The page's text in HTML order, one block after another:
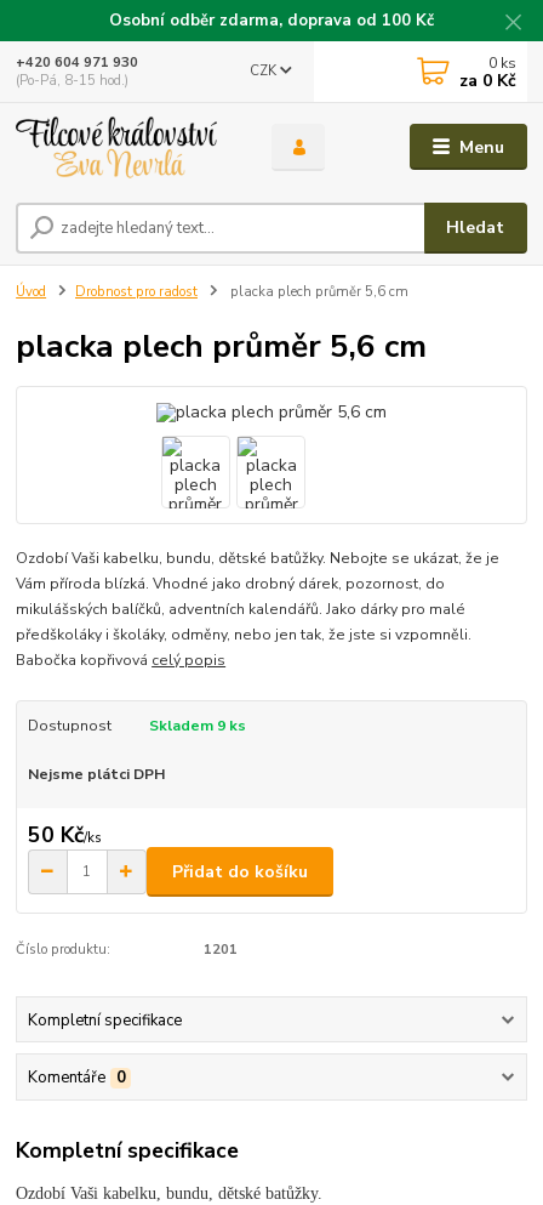
Osobní odběr zdarma, doprava od 100 Kč
Menu
CZK
Hledat
+420 604 971 930
(Po-Pá, 8-15 hod.)
0 ks
za 0 Kč
Úvod Drobnost pro radost placka plech průměr 5,6 cm
placka plech průměr 5,6 cm
Ozdobí Vaši kabelku, bundu, dětské batůžky. Nebojte se ukázat, že je
Vám příroda blízká. Vhodné jako drobný dárek, pozornost, do
mikulášských balíčků, adventních kalendářů. Jako dárky pro malé
předškoláky i školáky, odměny, nebo jen tak, že jste si vzpomněli.
Babočka kopřivová celý popis
Dostupnost Skladem 9 ks
Nejsme plátci DPH
50 Kč/ks
Přidat do košíku
Číslo produktu: 1201
Kompletní specifikace
Komentáře 0
Kompletní specifikace
Ozdobí Vaši kabelku, bundu, dětské batůžky.